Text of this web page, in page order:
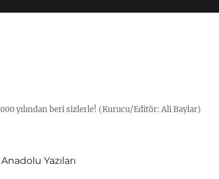
yılından beri sizlerle! (Kurucu/Editör: Ali Baylar)
Anadolu Yazıları